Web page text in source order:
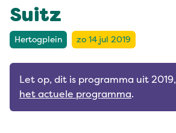
Suitz
Hertogplein zo 14 jul 2019
Let op, dit is programma uit 2019,
het actuele programma.